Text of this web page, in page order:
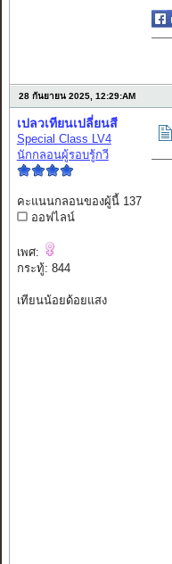
28 กันยายน 2025, 12:29:AM
เปลวเทียนเปลี่ยนสี
Special Class LV4
นักกลอนผู้รอบรู้กวี
คะแนนกลอนของผู้นี้ 137
ออฟไลน์
เพศ:
กระทู้: 844
เทียนน้อยด้อยแสง